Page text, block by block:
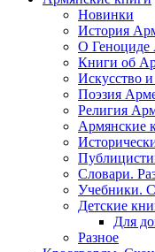
Новинки
История
О Геноциде
Книги об
Иcкусство и
Поэзия
Религия
Армянские
Словари.
Учебники.
Детские
Для
Разное